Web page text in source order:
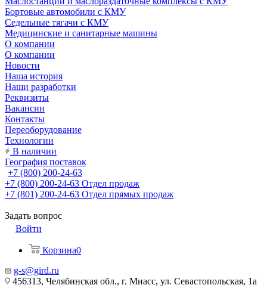
Бортовые автомобили с КМУ
Седельные тягачи с КМУ
Медицинские и санитарные машины
О компании
О компании
Новости
Наша история
Наши разработки
Реквизиты
Вакансии
Контакты
Переоборудование
Технологии
В наличии
География поставок
+7 (800) 200-24-63
+7 (800) 200-24-63 Отдел продаж
+7 (801) 200-24-63 Отдел прямых продаж
Задать вопрос
Войти
Корзина0
g-s@gird.ru
456313, Челябинская обл., г. Миасс, ул. Севастопольская, 1а